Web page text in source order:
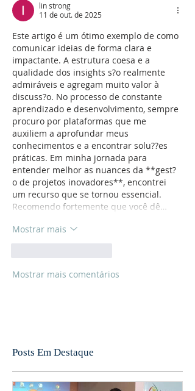
lin strong
11 de out. de 2025
Este artigo é um ótimo exemplo de como
comunicar ideias de forma clara e
impactante. A estrutura coesa e a
qualidade dos insights s?o realmente
admiráveis e agregam muito valor à
discuss?o. No processo de constante
aprendizado e desenvolvimento, sempre
procuro por plataformas que me
auxiliem a aprofundar meus
conhecimentos e a encontrar solu??es
práticas. Em minha jornada para
entender melhor as nuances da **gest?
o de projetos inovadores**, encontrei
um recurso que se tornou essencial.
Recomendo fortemente que você dê…
Mostrar mais
Mostrar mais comentários
Posts Em Destaque